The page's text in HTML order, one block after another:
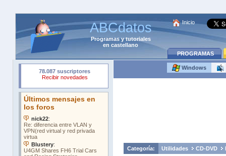
ABCdatos
Programasytutoriales
en castellano
Inicio
PROGRAMAS
Windows
Categoría: Utilidades CD-DVD